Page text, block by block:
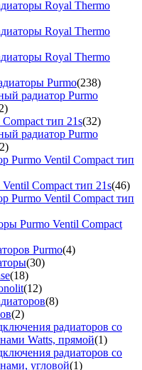
Royal Thermo
Royal Thermo
Royal Thermo
Purmo(238)
радиатор Purmo
тип 21s(32)
радиатор Purmo
Purmo Ventil Compact тип
Compact тип 21s(46)
Purmo Ventil Compact тип
Purmo Ventil Compact
Purmo(4)
(30)
(18)
(12)
(8)
(2)
радиаторов со
Watts, прямой(1)
радиаторов со
угловой(1)